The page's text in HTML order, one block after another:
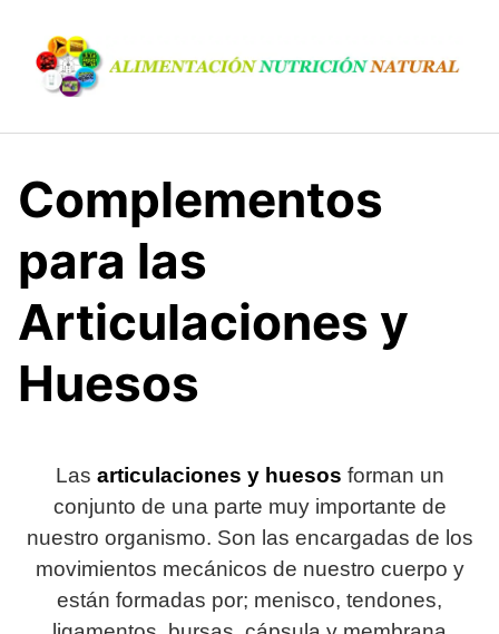
Complementos
para las
Articulaciones y
Huesos
Las articulaciones y huesos forman un
conjunto de una parte muy importante de
nuestro organismo. Son las encargadas de los
movimientos mecánicos de nuestro cuerpo y
están formadas por; menisco, tendones,